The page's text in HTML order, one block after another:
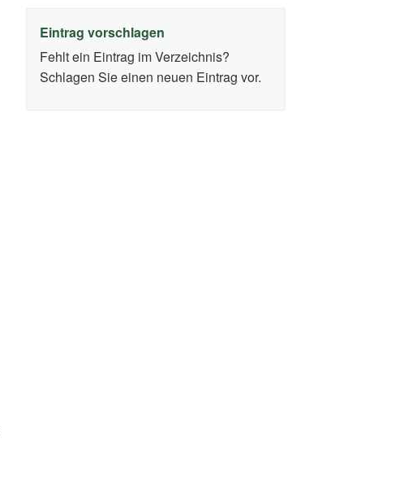
Eintrag vorschlagen
Fehlt ein Eintrag im Verzeichnis?
Schlagen Sie einen neuen Eintrag vor.